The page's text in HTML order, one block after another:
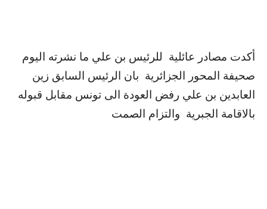
أكدت مصادر عائلية للرئيس بن علي ما نشرته اليوم
صحيفة المحور الجزائرية بان الرئيس السابق زين
العابدين بن علي رفض العودة الى تونس مقابل قبوله
بالاقامة الجبرية والتزام الصمت